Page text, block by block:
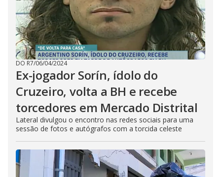
DO R7/06/04/2024
Ex-jogador Sorín, ídolo do
Cruzeiro, volta a BH e recebe
torcedores em Mercado Distrital
Lateral divulgou o encontro nas redes sociais para uma
sessão de fotos e autógrafos com a torcida celeste